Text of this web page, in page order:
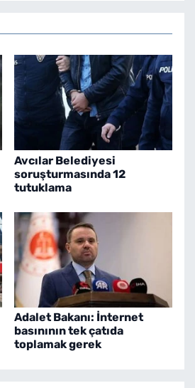
Avcılar Belediyesi
soruşturmasında 12
tutuklama
Adalet Bakanı: İnternet
basınının tek çatıda
toplamak gerek